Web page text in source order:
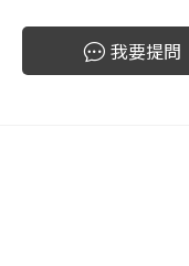
我要提問